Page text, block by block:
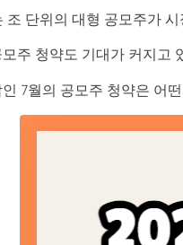
조 단위의 대형 공모주가
주 청약도 기대가 커지고
7월의 공모주 청약은 어